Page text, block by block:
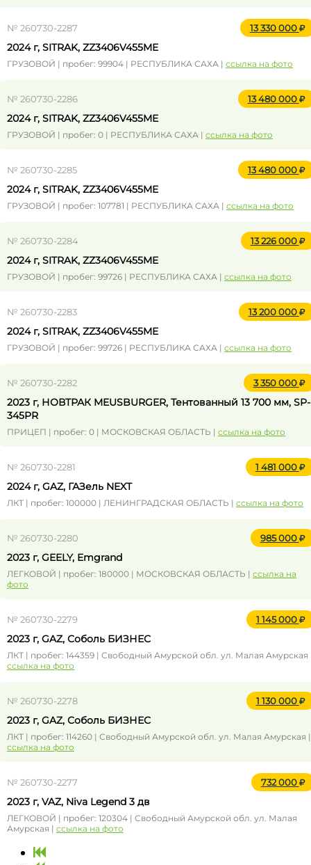
№ 260730-2287 13 330 000
2024 г, SITRAK, ZZ3406V455ME
ГРУЗОВОЙ | пробег: 99904 | РЕСПУБЛИКА САХА | ссылка на фото
№ 260730-2286 13 480 000
2024 г, SITRAK, ZZ3406V455ME
ГРУЗОВОЙ | пробег: 0 | РЕСПУБЛИКА САХА | ссылка на фото
№ 260730-2285 13 480 000
2024 г, SITRAK, ZZ3406V455ME
ГРУЗОВОЙ | пробег: 107781 | РЕСПУБЛИКА САХА | ссылка на фото
№ 260730-2284 13 226 000
2024 г, SITRAK, ZZ3406V455ME
ГРУЗОВОЙ | пробег: 99726 | РЕСПУБЛИКА САХА | ссылка на фото
№ 260730-2283 13 200 000
2024 г, SITRAK, ZZ3406V455ME
ГРУЗОВОЙ | пробег: 99726 | РЕСПУБЛИКА САХА | ссылка на фото
№ 260730-2282 3 350 000
2023 г, НОВТРАК MEUSBURGER, Тентованный 13 700 мм, SP-
345PR
ПРИЦЕП | пробег: 0 | МОСКОВСКАЯ ОБЛАСТЬ | ссылка на фото
№ 260730-2281 1 481 000
2024 г, GAZ, ГАЗель NEXT
ЛКТ | пробег: 100000 | ЛЕНИНГРАДСКАЯ ОБЛАСТЬ | ссылка на фото
№ 260730-2280 985 000
2023 г, GEELY, Emgrand
ЛЕГКОВОЙ | пробег: 180000 | МОСКОВСКАЯ ОБЛАСТЬ | ссылка на
фото
№ 260730-2279 1 145 000
2023 г, GAZ, Соболь БИЗНЕС
ЛКТ | пробег: 144359 | Свободный Амурской обл. ул. Малая Амурская
ссылка на фото
№ 260730-2278 1 130 000
2023 г, GAZ, Соболь БИЗНЕС
ЛКТ | пробег: 114260 | Свободный Амурской обл. ул. Малая Амурская |
ссылка на фото
№ 260730-2277 732 000
2023 г, VAZ, Niva Legend 3 дв
ЛЕГКОВОЙ | пробег: 120304 | Свободный Амурской обл. ул. Малая
Амурская | ссылка на фото